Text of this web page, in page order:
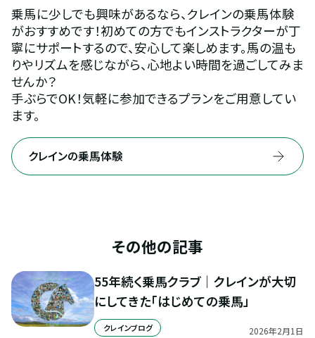
乗馬に少しでも興味があるなら、クレインの乗馬体験
がおすすめです！初めての方でもインストラクターが丁
寧にサポートするので、安心して楽しめます。馬の温も
りやリズムを感じながら、心地よい時間を過ごしてみま
せんか？
手ぶらでOK！気軽に参加できるプランをご用意してい
ます。
クレインの乗馬体験
その他の記事
55年続く乗馬クラブ｜クレインが大切
にしてきた「はじめての乗馬」
クレインブログ 2026年2月1 日